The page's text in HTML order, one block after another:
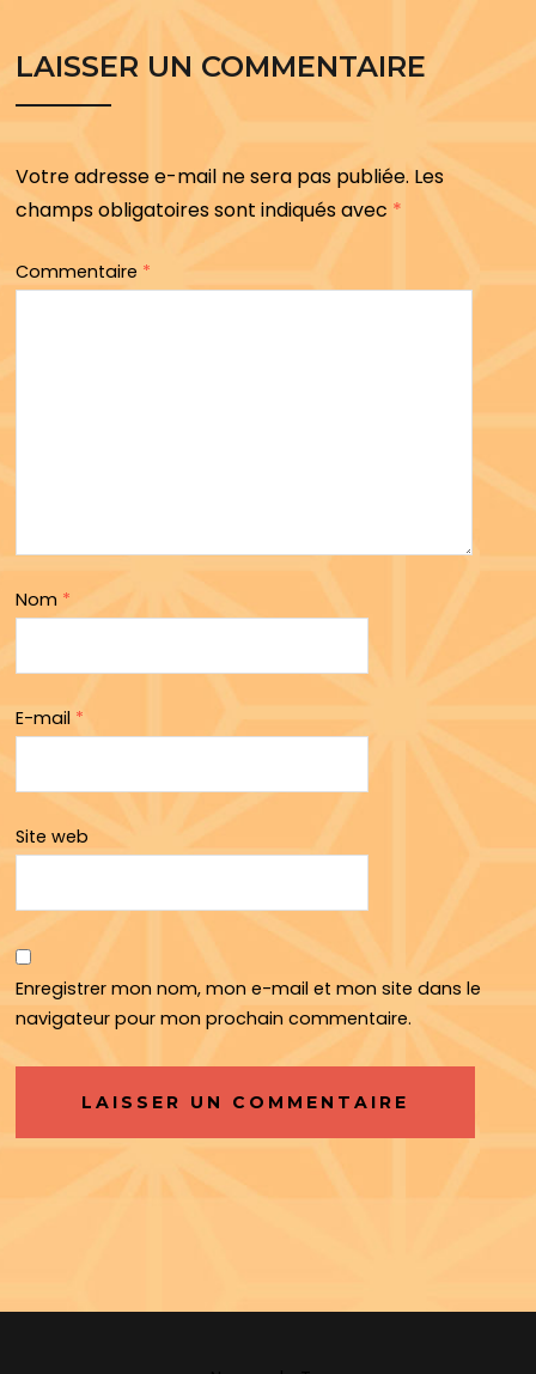
LAISSER UN COMMENTAIRE
Votre adresse e-mail ne sera pas publiée. Les
champs obligatoires sont indiqués avec *
Commentaire *
Nom *
E-mail *
Site web
Enregistrer mon nom, mon e-mail et mon site dans le
navigateur pour mon prochain commentaire.